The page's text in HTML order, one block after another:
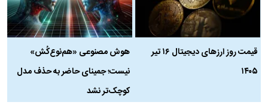
قیمت روز ارز‌های دیجیتال ۱۶ تیر
۱۴۰۵
هوش مصنوعی «هم‌نوع‌کُش»
نیست؛ جمینای حاضر به حذف مدل
کوچک‌تر نشد